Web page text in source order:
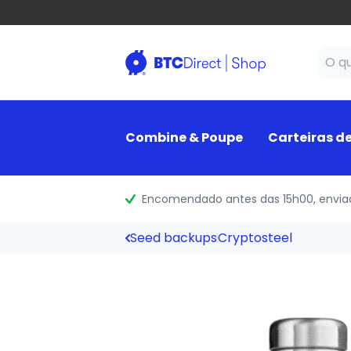
Combine & Poupe Carteiras
Encomendado antes das 15h00,
Seed backupsCryptosteel